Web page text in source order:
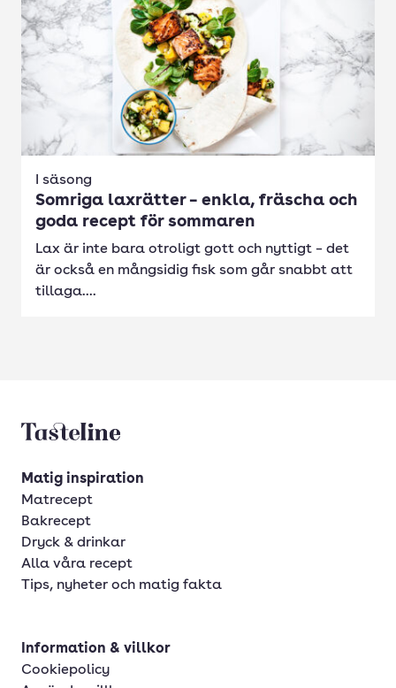
I säsong
Somriga laxrätter – enkla, fräscha och
goda recept för sommaren
Lax är inte bara otroligt gott och nyttigt – det
är också en mångsidig fisk som går snabbt att
tillaga....
Tasteline startsida
Matig inspiration
Matrecept
Bakrecept
Dryck & drinkar
Alla våra recept
Tips, nyheter och matig fakta
Information & villkor
Cookiepolicy